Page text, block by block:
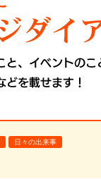
日々の出来事